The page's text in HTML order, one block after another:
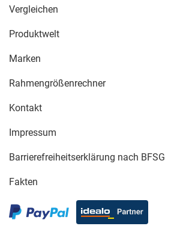
Vergleichen
Produktwelt
Marken
Rahmengrößenrechner
Kontakt
Impressum
Barrierefreiheitserklärung nach BFSG
Fakten